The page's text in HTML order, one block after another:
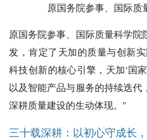
原国务院参事、国际质
原国务院参事、国际质量科学院
发，肯定了天加的质量与创新
科技创新的核心引擎，天加‘国
以及智能产品与服务的持续迭代
深耕质量建设的生动体现。”
三十载深耕：以初心守成长